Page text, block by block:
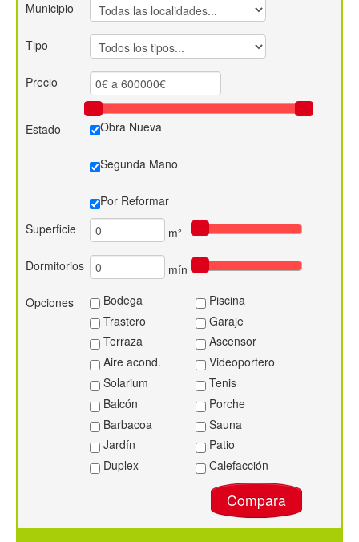
Contacto
Municipio
Tipo
Precio
Estado Obra Nueva
Segunda Mano
Por Reformar
Superficie
m²
Dormitorios mín
Opciones Bodega
Piscina
Trastero
Garaje
Terraza
Ascensor
Aire acond.
Videoportero
Solarium
Tenis
Balcón
Porche
Barbacoa
Sauna
Jardín
Patio
Duplex
Calefacción
Compara